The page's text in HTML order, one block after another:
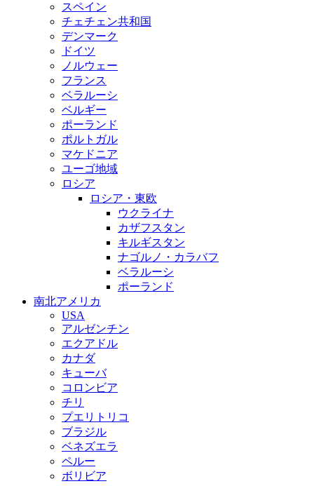
スペイン
チェチェン共和国
デンマーク
ドイツ
ノルウェー
フランス
ベラルーシ
ベルギー
ポーランド
ポルトガル
マケドニア
ユーゴ地域
ロシア
ロシア・東欧
ウクライナ
カザフスタン
キルギスタン
ナゴルノ・カラバフ
ベラルーシ
ポーランド
南北アメリカ
USA
アルゼンチン
エクアドル
カナダ
キューバ
コロンビア
チリ
プエリトリコ
ブラジル
ベネズエラ
ペルー
ボリビア